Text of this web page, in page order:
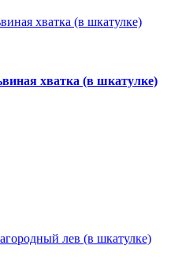
хватка (в шкатулке)